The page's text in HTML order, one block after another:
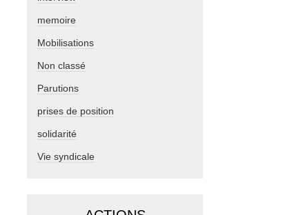
memoire
Mobilisations
Non classé
Parutions
prises de position
solidarité
Vie syndicale